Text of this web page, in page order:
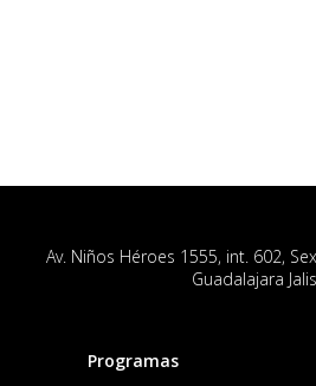
Av. Niños Héroes 1555, int. 602,
Guadalajara
Programas